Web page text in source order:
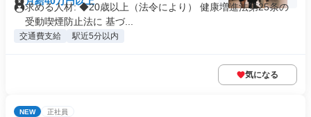
求める人材: ◆20歳以上（法令により） 健康増進法第25条の
受動喫煙防止法に 基づ...
交通費支給 駅近5分以内
気になる
NEW 正社員